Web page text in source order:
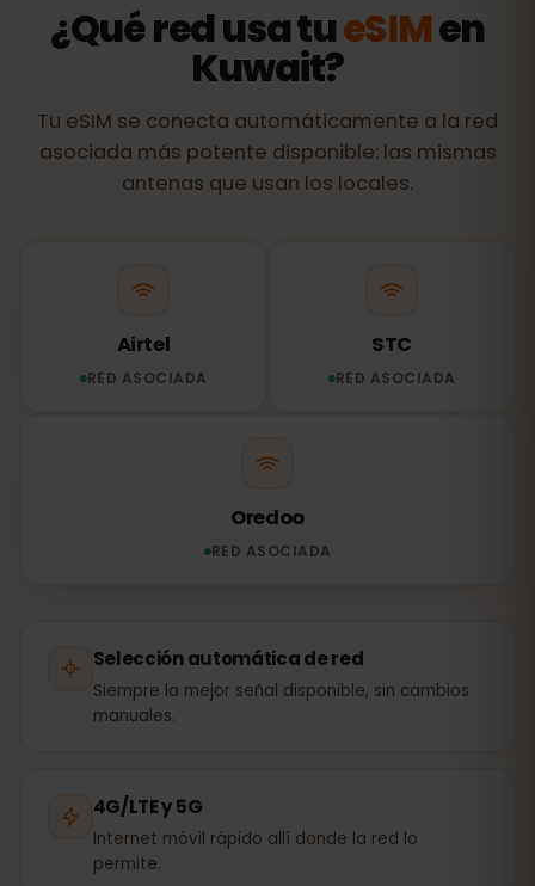
¿Qué red usa tueSIMen
Kuwait?
Tu eSIM se conecta automáticamente a la red
asociada más potente disponible: las mismas
antenas que usan los locales.
Airtel
RED ASOCIADA
STC
RED ASOCIADA
Oredoo
RED ASOCIADA
Selección automática de red
Siempre la mejor señal disponible, sin cambios
manuales.
4G/LTE y 5G
Internet móvil rápido allí donde la red lo
permite.